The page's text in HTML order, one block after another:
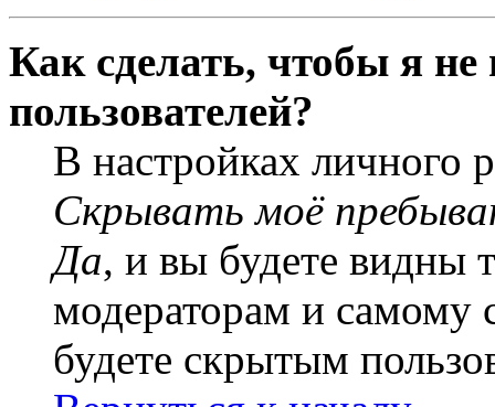
Как сделать, чтобы я
пользователей?
В настройках личного
Скрывать моё
Да, и вы будете видны
модераторам и самому
будете скрытым